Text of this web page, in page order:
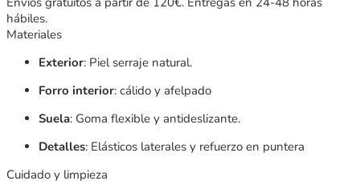
hábiles.
Materiales
Exterior: Piel serraje natural.
Forro interior: cálido y afelpado
Suela: Goma flexible y antideslizante.
Detalles: Elásticos laterales y refuerzo en puntera
Cuidado y limpieza